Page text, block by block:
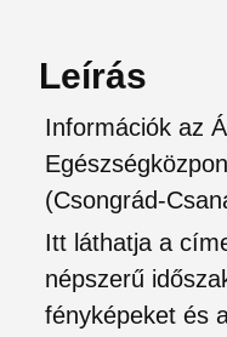
Leírás
Információk az
(Csongrád-
Itt láthatja a
népszerű
fényképeket és